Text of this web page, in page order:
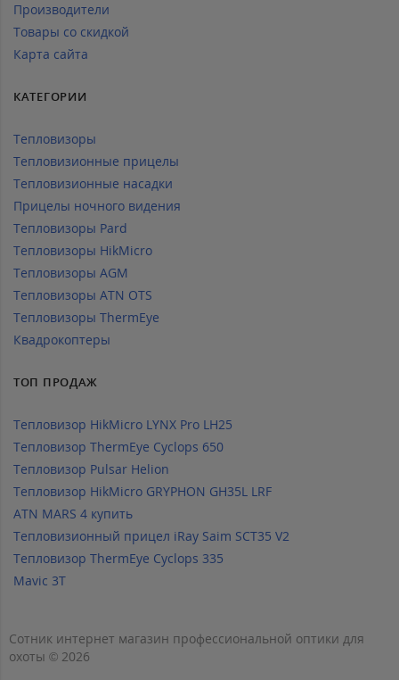
Производители
Товары со скидкой
Карта сайта
КАТЕГОРИИ
Тепловизоры
Тепловизионные прицелы
Тепловизионные насадки
Прицелы ночного видения
Тепловизоры Pard
Тепловизоры HikMicro
Тепловизоры AGM
Тепловизоры ATN OTS
Тепловизоры ThermEye
Квадрокоптеры
ТОП ПРОДАЖ
Тепловизор HikMicro LYNX Pro LH25
Тепловизор ThermEye Cyclops 650
Тепловизор Pulsar Helion
Тепловизор HikMicro GRYPHON GH35L LRF
ATN MARS 4 купить
Тепловизионный прицел iRay Saim SCT35 V2
Тепловизор ThermEye Cyclops 335
Mavic 3T
Сотник интернет магазин профессиональной оптики для
охоты © 2026